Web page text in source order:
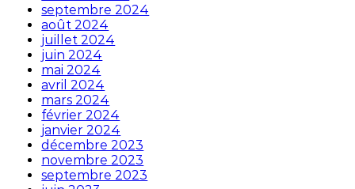
septembre 2024
août 2024
juillet 2024
juin 2024
mai 2024
avril 2024
mars 2024
février 2024
janvier 2024
décembre 2023
novembre 2023
septembre 2023